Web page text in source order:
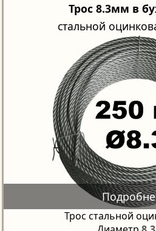
Трос 8.3мм в
стальной
Трос стальной